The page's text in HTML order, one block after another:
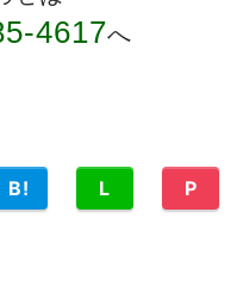
4617へ
B! L P